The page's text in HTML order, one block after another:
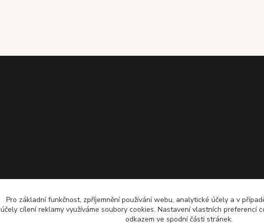
Pro základní funkčnost, zpříjemnění používání webu, analytické účely a v
účely cílení reklamy využíváme soubory cookies. Nastavení vlastních preferencí
odkazem ve spodní části stránek.